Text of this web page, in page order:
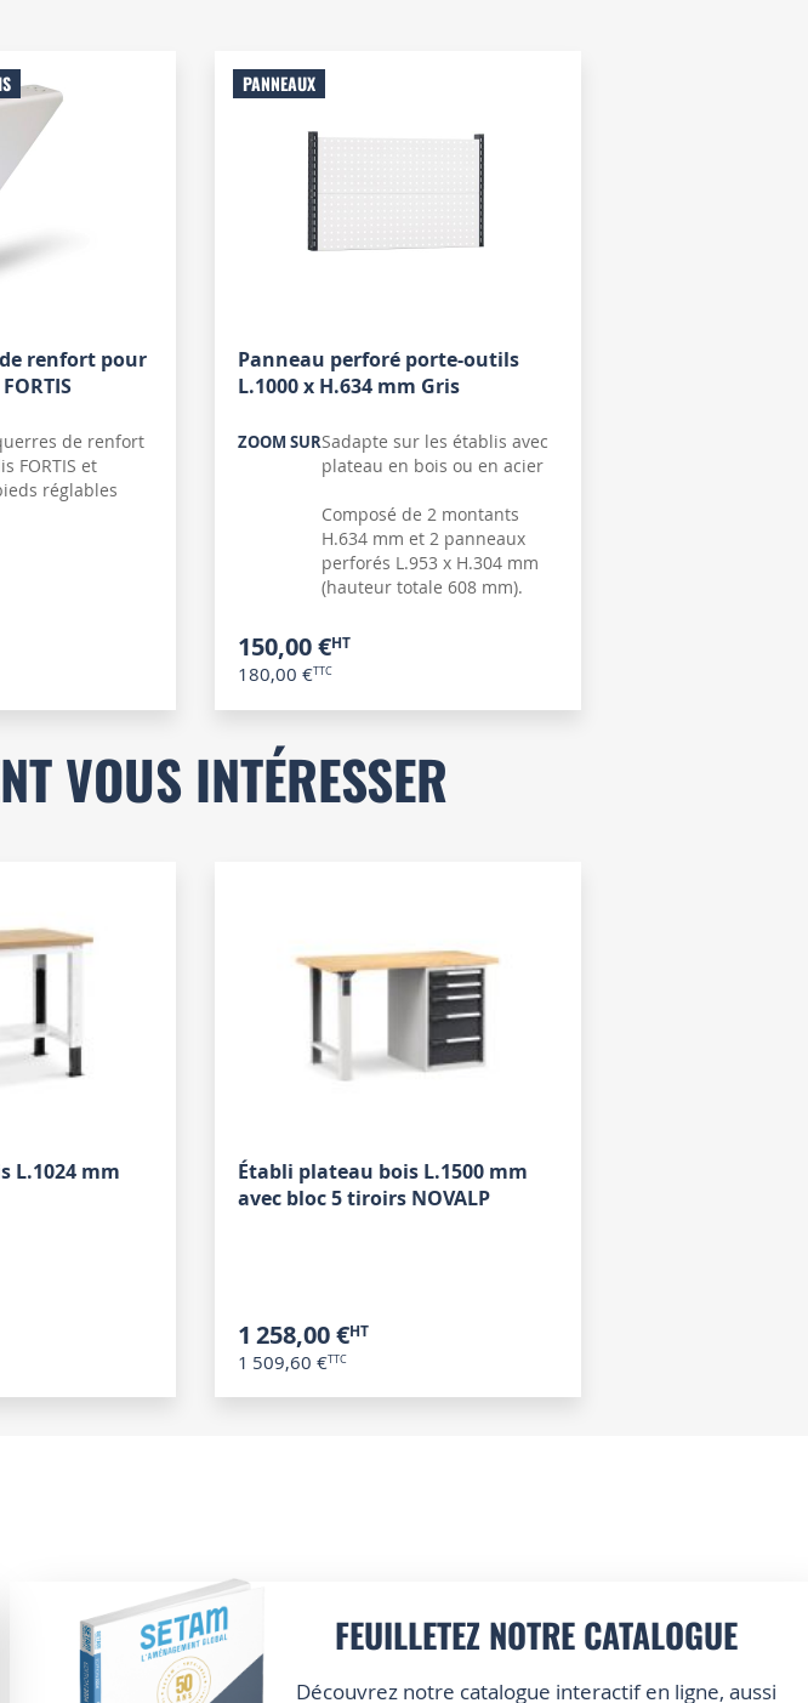
renfort pour
de renfort
FORTIS et
réglables
PANNEAUX
Panneau perforé porte-outils
L.1000 x H.634 mm Gris
ZOOM SURSadapte sur les établis avec
plateau en bois ou en acier
Composé de 2 montants
H.634 mm et 2 panneaux
perforés L.953 x H.304 mm
(hauteur totale 608 mm).
150,00 €
180,00 €
VOUS INTÉRESSER
L.1024 mm
Établi plateau bois L.1500 mm
avec bloc 5 tiroirs NOVALP
1 258,00 €
1 509,60 €
FEUILLETEZ NOTRE CATALOGUE
Découvrez notre catalogue interactif en ligne, aussi